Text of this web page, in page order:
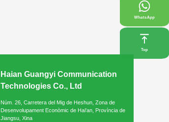
Haian Guangyi Communication
Technologies Co., Ltd
Núm. 26, Carretera del Mig de Heshun, Zona de
Desenvolupament Econòmic de Hai'an, Província de
Jiangsu, Xina
WhatsApp
Top